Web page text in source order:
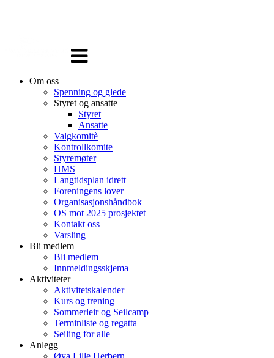
navigasjon
Om oss
Spenning og glede
Styret og ansatte
Styret
Ansatte
Valgkomitè
Kontrollkomite
Styremøter
HMS
Langtidsplan idrett
Foreningens lover
Organisasjonshåndbok
OS mot 2025 prosjektet
Kontakt oss
Varsling
Bli medlem
Bli medlem
Innmeldingsskjema
Aktiviteter
Aktivitetskalender
Kurs og trening
Sommerleir og Seilcamp
Terminliste og regatta
Seiling for alle
Anlegg
Øya Lille Herbern